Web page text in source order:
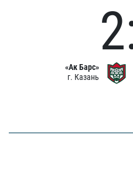
«Ак Барс»
г. Казань